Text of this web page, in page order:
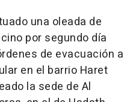
una oleada de
por segundo día
de evacuación a
en el barrio Haret
la sede de Al